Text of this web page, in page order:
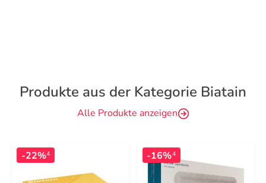
Produkte aus der Kategorie Biatain
Alle Produkte anzeigen
-22%4 -16%4